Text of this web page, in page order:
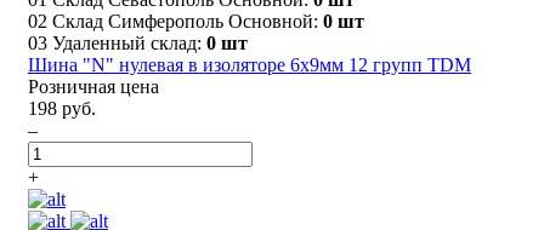
02 Склад Симферополь Основной: 0 шт
03 Удаленный склад: 0 шт
Шина "N" нулевая в изоляторе 6х9мм 12 групп TDM
Розничная цена
198 руб.
–
+